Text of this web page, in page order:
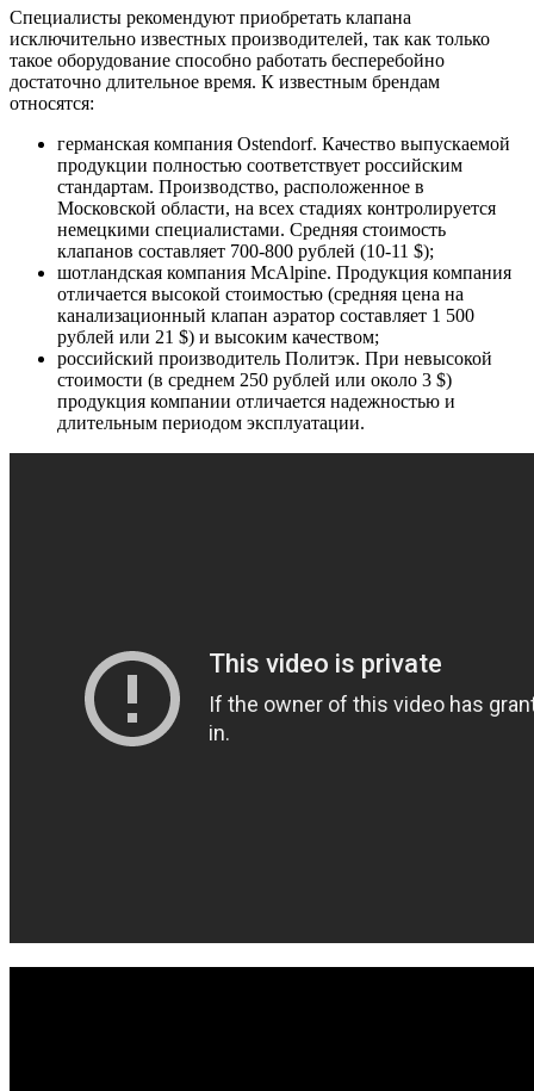
Специалисты рекомендуют приобретать клапана
исключительно известных производителей, так как только
такое оборудование способно работать бесперебойно
достаточно длительное время. К известным брендам
относятся:
германская компания Ostendorf. Качество выпускаемой
продукции полностью соответствует российским
стандартам. Производство, расположенное в
Московской области, на всех стадиях контролируется
немецкими специалистами. Средняя стоимость
клапанов составляет 700-800 рублей (10-11 $);
шотландская компания McAlpine. Продукция компания
отличается высокой стоимостью (средняя цена на
канализационный клапан аэратор составляет 1 500
рублей или 21 $) и высоким качеством;
российский производитель Политэк. При невысокой
стоимости (в среднем 250 рублей или около 3 $)
продукция компании отличается надежностью и
длительным периодом эксплуатации.